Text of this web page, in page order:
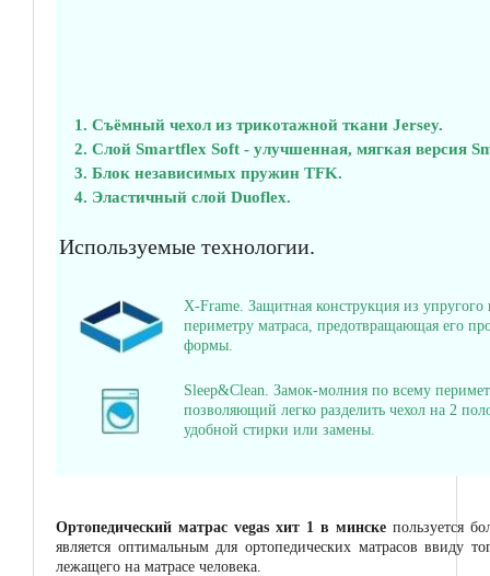
Съёмный чехол из трикотажной ткани Jersey.
Слой Smartflex Soft - улучшенная, мягкая версия
Блок независимых пружин TFK.
Эластичный слой Duoflex.
Используемые технологии.
X-Frame. Защитная конструкция из упругого
периметру матраса, предотвращающая его
формы.
Sleep&Clean. Замок-молния по всему
позволяющий легко разделить чехол на 2
удобной стирки или замены.
Ортопедический матрас vegas хит 1 в минске пользуется
является оптимальным для ортопедических матрасов ввиду
лежащего на матрасе человека.